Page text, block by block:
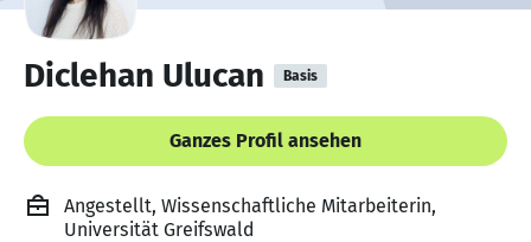
Diclehan Ulucan Basis
Ganzes Profil ansehen
Angestellt, Wissenschaftliche Mitarbeiterin,
Universität Greifswald